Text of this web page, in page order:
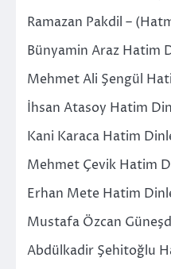
Ramazan Pakdil –
Bünyamin Araz Hatim
Mehmet Ali Şengül
İhsan Atasoy Hatim
Kani Karaca Hatim
Mehmet Çevik Hatim
Erhan Mete Hatim
Mustafa Özcan
Abdülkadir Şehitoğlu